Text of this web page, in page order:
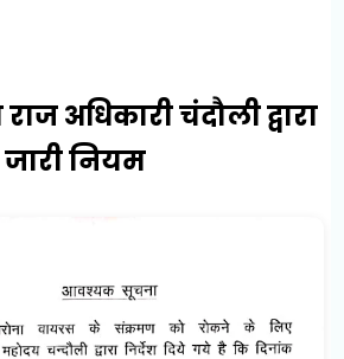
अधिकारी चंदौली द्वारा
जारी नियम